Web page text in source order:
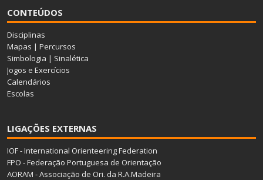
CONTEÚDOS
Disciplinas
Mapas | Percursos
Simbologia | Sinalética
Jogos e Exercícios
Calendários
Escolas
LIGAÇÕES EXTERNAS
IOF - International Orienteering Federation
FPO - Federação Portuguesa de Orientação
AORAM - Associação de Ori. da R.A.Madeira